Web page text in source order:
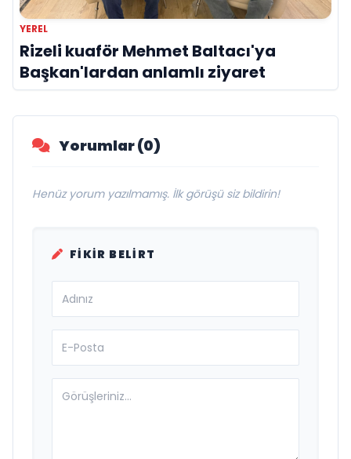
YEREL
Rizeli kuaför Mehmet Baltacı'ya
Başkan'lardan anlamlı ziyaret
Yorumlar (0)
Henüz yorum yazılmamış. İlk görüşü siz bildirin!
FIKIR BELIRT